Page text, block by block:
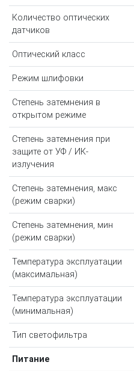
Количество оптических
датчиков
Оптический класс
Режим шлифовки
Степень затемнения в
открытом режиме
Степень затемнения при
защите от УФ / ИК-
излучения
Степень затемнения, макс
(режим сварки)
Степень затемнения, мин
(режим сварки)
Температура эксплуатации
(максимальная)
Температура эксплуатации
(минимальная)
Тип светофильтра
Питание